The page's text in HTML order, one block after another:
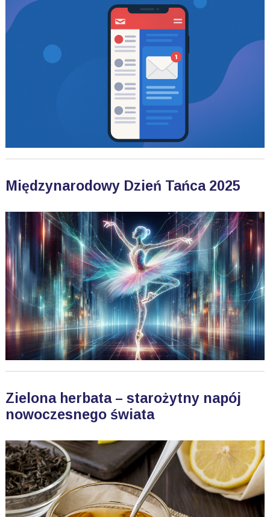
Międzynarodowy Dzień Tańca 2025
Zielona herbata – starożytny napój
nowoczesnego świata